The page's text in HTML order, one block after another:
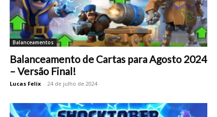
Balanceamentos
Balanceamento de Cartas para Agosto 2024
– Versão Final!
Lucas Felix - 24 de julho de 2024